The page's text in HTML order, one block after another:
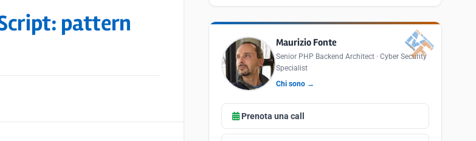
pattern
Maurizio Fonte
Senior PHP Backend Architect · Cyber Security
Specialist
Chi sono →
Prenota una call